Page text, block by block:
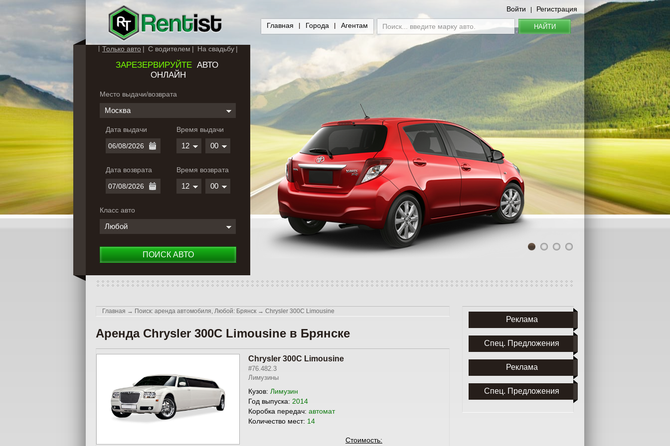
Войти Регистрация
Главная Города Агентам НАЙТИ
Только авто С водителем На свадьбу
ЗАРЕЗЕРВИРУЙТЕАВТО
ОНЛАЙН
Место выдачи/возврата
Москва
Дата выдачи
Дата возврата
Время выдачи
12 00
Время возврата
12 00
Класс авто
Любой
ПОИСК АВТО
1 2 3 4
Главная → Поиск: аренда автомобиля, Любой: Брянск → Chrysler 300C Limousine
Аренда Chrysler 300C Limousine в Брянске
Chrysler 300C Limousine
#76.482.3
Лимузины
Кузов: Лимузин
Год выпуска: 2014
Коробка передач: автомат
Количество мест: 14
Стоимость:
Реклама
Спец. Предложения
Реклама
Спец. Предложения